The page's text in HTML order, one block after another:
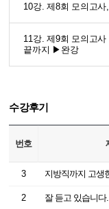
10강. 제8회 모의고
11강. 제9회 모의고
끝까지 ▶완강
수강후기
번호
3
2 잘 듣고 있습니다.